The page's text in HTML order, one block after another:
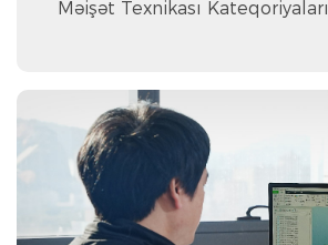
Məişət Texnikası Kateqoriyaları